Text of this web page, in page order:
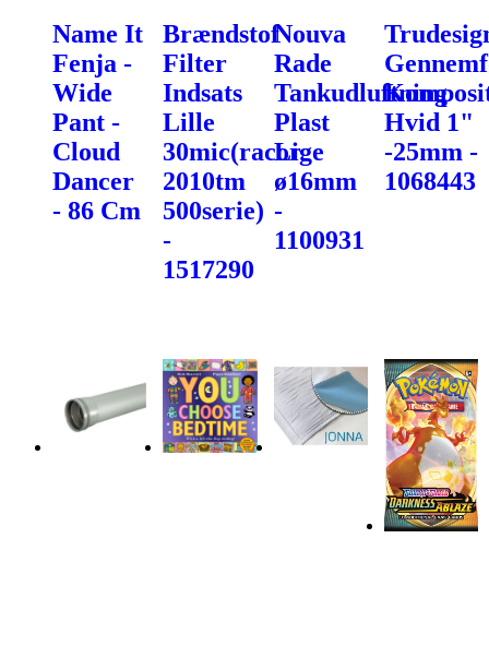
Name It
Fenja -
Wide
Pant -
Cloud
Dancer
- 86 Cm
Brændstof
Filter
Indsats
Lille
30mic(racor
2010tm
500serie)
-
1517290
Nouva
Rade
Tankudluftning
Plast
Lige
ø16mm
-
1100931
Hvid 1"
-25mm -
1068443